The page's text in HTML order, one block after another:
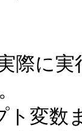
際に
ト変数